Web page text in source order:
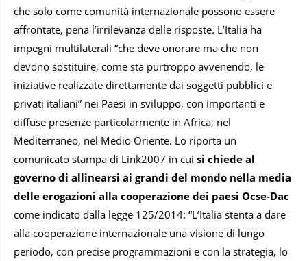
che solo come comunità internazionale possono essere
affrontate, pena l’irrilevanza delle risposte. L’Italia ha
impegni multilaterali “che deve onorare ma che non
devono sostituire, come sta purtroppo avvenendo, le
iniziative realizzate direttamente dai soggetti pubblici e
privati italiani” nei Paesi in sviluppo, con importanti e
diffuse presenze particolarmente in Africa, nel
Mediterraneo, nel Medio Oriente. Lo riporta un
comunicato stampa di Link2007 in cui si chiede al
governo di allinearsi ai grandi del mondo nella media
delle erogazioni alla cooperazione dei paesi Ocse-Dac
come indicato dalla legge 125/2014: “L’Italia stenta a dare
alla cooperazione internazionale una visione di lungo
periodo, con precise programmazioni e con la strategia, lo